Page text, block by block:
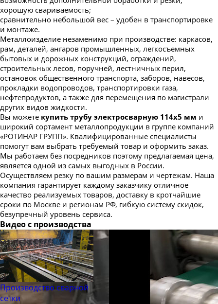
хорошую свариваемость;
сравнительно небольшой вес – удобен в транспортировке
и монтаже.
Металлоизделие незаменимо при производстве: каркасов,
рам, деталей, ангаров промышленных, легкосъемных
бытовых и дорожных конструкций, ограждений,
строительных лесов, поручней, лестничных перил,
остановок общественного транспорта, заборов, навесов,
прокладки водопроводов, транспортировки газа,
нефтепродуктов, а также для перемещения по магистрали
других видов жидкости.
Вы можете купить трубу электросварную 114х5 мм и
широкий сортамент металлопродукции в группе компаний
«РОТИНАР ГРУПП». Квалифицированные специалисты
помогут вам выбрать требуемый товар и оформить заказ.
Мы работаем без посредников поэтому предлагаемая цена,
является одной из самых выгодных в России.
Осуществляем резку по вашим размерам и чертежам. Наша
компания гарантирует каждому заказчику отличное
качество реализуемых товаров, доставку в кротчайшие
сроки по Москве и регионам РФ, гибкую систему скидок,
безупречный уровень сервиса.
Видео с производства
Производство сварной
сетки